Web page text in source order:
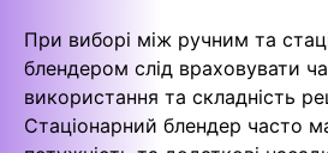
При виборі між ручним та
блендером слід враховувати
використання та складність
Стаціонарний блендер часто